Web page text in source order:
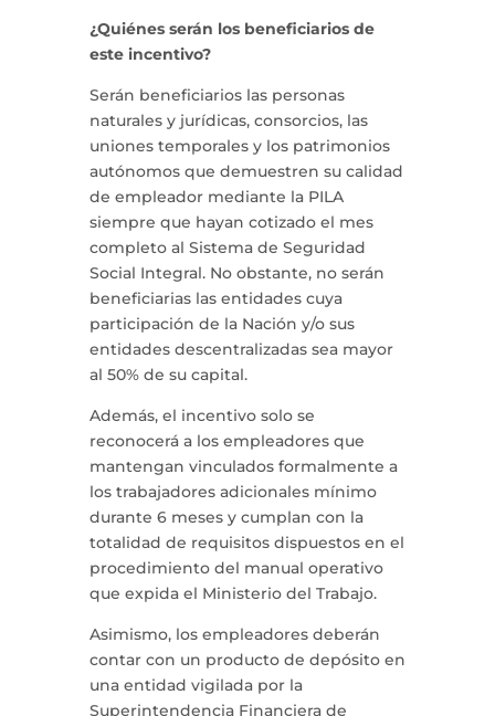
¿Quiénes serán los beneficiarios de
este incentivo?
Serán beneficiarios las personas
naturales y jurídicas, consorcios, las
uniones temporales y los patrimonios
autónomos que demuestren su calidad
de empleador mediante la PILA
siempre que hayan cotizado el mes
completo al Sistema de Seguridad
Social Integral. No obstante, no serán
beneficiarias las entidades cuya
participación de la Nación y/o sus
entidades descentralizadas sea mayor
al 50% de su capital.
Además, el incentivo solo se
reconocerá a los empleadores que
mantengan vinculados formalmente a
los trabajadores adicionales mínimo
durante 6 meses y cumplan con la
totalidad de requisitos dispuestos en el
procedimiento del manual operativo
que expida el Ministerio del Trabajo.
Asimismo, los empleadores deberán
contar con un producto de depósito en
una entidad vigilada por la
Superintendencia Financiera de